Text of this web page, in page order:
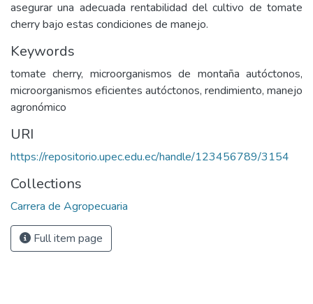
asegurar una adecuada rentabilidad del cultivo de tomate
cherry bajo estas condiciones de manejo.
Keywords
tomate cherry, microorganismos de montaña autóctonos,
microorganismos eficientes autóctonos, rendimiento, manejo
agronómico
URI
https://repositorio.upec.edu.ec/handle/123456789/3154
Collections
Carrera de Agropecuaria
Full item page